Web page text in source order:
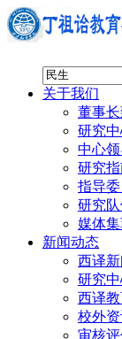
关于我们
董事
研究
中心
研究指
指导
研究
媒体
新闻动态
西译新
研究
西译
校外
审核